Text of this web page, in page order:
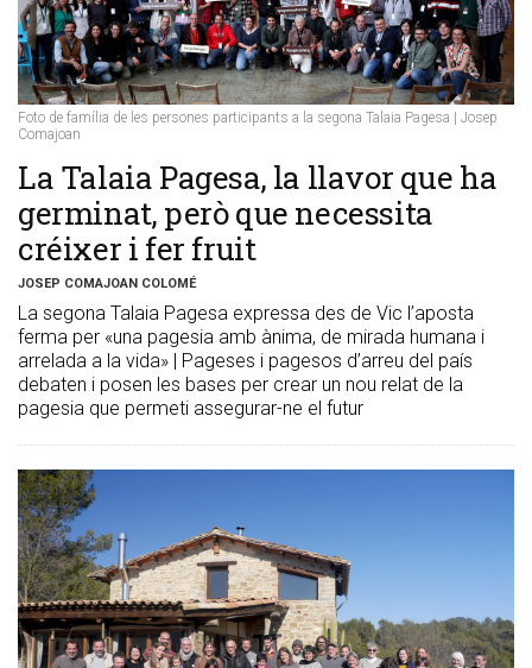
Foto de família de les persones participants a la segona Talaia Pagesa | Josep
Comajoan
​La Talaia Pagesa, la llavor que ha
germinat, però que necessita
créixer i fer fruit
JOSEP COMAJOAN COLOMÉ
La segona Talaia Pagesa expressa des de Vic l’aposta
ferma per «una pagesia amb ànima, de mirada humana i
arrelada a la vida» | Pageses i pagesos d’arreu del país
debaten i posen les bases per crear un nou relat de la
pagesia que permeti assegurar-ne el futur